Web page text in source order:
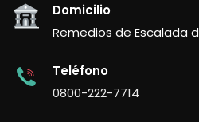
Domicilio
Remedios de Escalada
Teléfono
0800-222-7714